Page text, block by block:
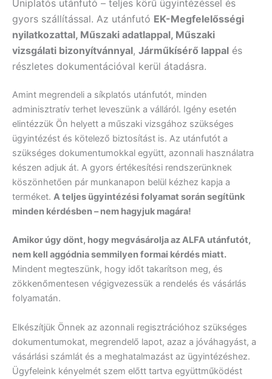
Uniplatós utánfutó – teljes körű ügyintézéssel és
gyors szállítással. Az utánfutó EK-Megfelelősségi
nyilatkozattal, Műszaki adatlappal, Műszaki
vizsgálati bizonyítvánnyal, Járműkísérő lappal és
részletes dokumentációval kerül átadásra.
Amint megrendeli a síkplatós utánfutót, minden
adminisztratív terhet leveszünk a válláról. Igény esetén
elintézzük Ön helyett a műszaki vizsgához szükséges
ügyintézést és kötelező biztosítást is. Az utánfutót a
szükséges dokumentumokkal együtt, azonnali használatra
készen adjuk át. A gyors értékesítési rendszerünknek
köszönhetően pár munkanapon belül kézhez kapja a
terméket. A teljes ügyintézési folyamat során segítünk
minden kérdésben – nem hagyjuk magára!
Amikor úgy dönt, hogy megvásárolja az ALFA utánfutót,
nem kell aggódnia semmilyen formai kérdés miatt.
Mindent megteszünk, hogy időt takarítson meg, és
zökkenőmentesen végigvezessük a rendelés és vásárlás
folyamatán.
Elkészítjük Önnek az azonnali regisztrációhoz szükséges
dokumentumokat, megrendelő lapot, azaz a jóváhagyást, a
vásárlási számlát és a meghatalmazást az ügyintézéshez.
Ügyfeleink kényelmét szem előtt tartva együttműködést